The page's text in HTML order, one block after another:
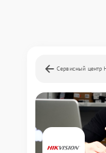
Сервисный центр